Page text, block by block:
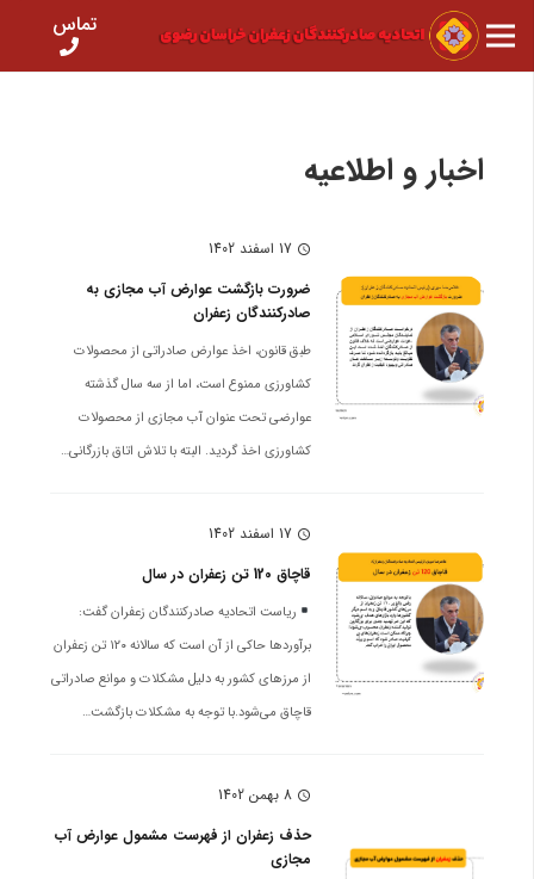
تماس
اخبار و اطلاعیه
schedule 17 اسفند 1402
ضرورت بازگشت عوارض آب مجازی به
صادرکنندگان زعفران
طبق قانون، اخذ عوارض صادراتی از محصولات
کشاورزی ممنوع است، اما از سه سال گذشته
عوارضی تحت عنوان آب مجازی از محصولات
کشاورزی اخذ گردید. البته با تلاش اتاق بازرگانی…
schedule 17 اسفند 1402
قاچاق 120 تن زعفران در سال
ریاست اتحادیه صادرکنندگان زعفران گفت:
برآورد‌ها حاکی از آن است که سالانه ۱۲۰ تن زعفران
از مرز‌های کشور به دلیل مشکلات و موانع صادراتی
قاچاق می‌شود.با توجه به مشکلات بازگشت…
schedule 8 بهمن 1402
حذف زعفران از فهرست مشمول عوارض آب
مجازی